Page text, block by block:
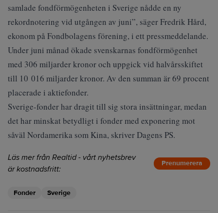
samlade fondförmögenheten i Sverige nådde en ny
rekordnotering vid utgången av juni”, säger Fredrik Hård,
ekonom på Fondbolagens förening, i ett pressmeddelande.
Under juni månad ökade svenskarnas fondförmögenhet
med 306 miljarder kronor och uppgick vid halvårsskiftet
till 10 016 miljarder kronor. Av den summan är 69 procent
placerade i aktiefonder.
Sverige-fonder har dragit till sig stora insättningar, medan
det har minskat betydligt i fonder med exponering mot
såväl Nordamerika som Kina, skriverDagens PS.
Läs mer från Realtid - vårt nyhetsbrev
är kostnadsfritt:
Prenumerera
Fonder Sverige